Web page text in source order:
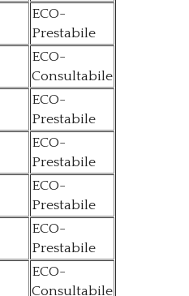
ECO-
Prestabile
ECO-
Consultabile
ECO-
Prestabile
ECO-
Prestabile
ECO-
Prestabile
ECO-
Prestabile
ECO-
Consultabile